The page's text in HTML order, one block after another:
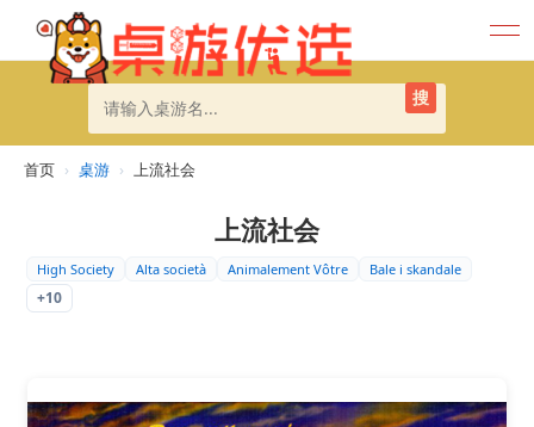
搜
首页 › 桌游 › 上流社会
上流社会
High Society Alta società Animalement Vôtre Bale i skandale
+10